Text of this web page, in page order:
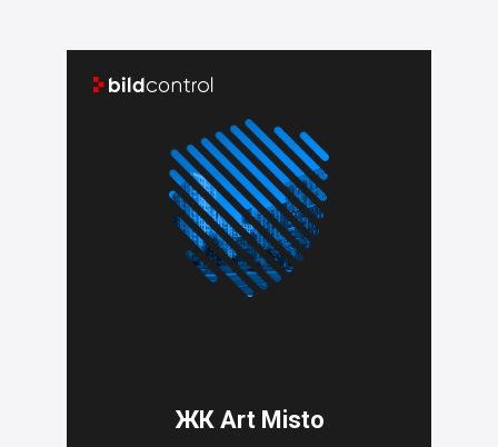
 
ЖК Art Misto